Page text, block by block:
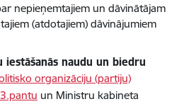
nepieņemtajiem un dāvinātājam
(atdotajiem) dāvinājumiem
naudu un biedru
organizāciju (partiju)
un Ministru kabineta